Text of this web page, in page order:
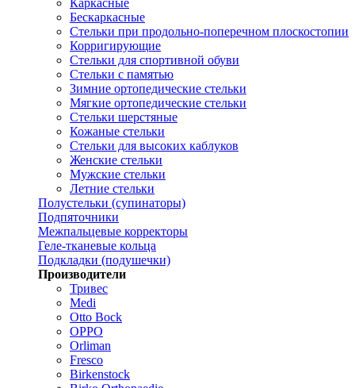
Каркасные
Бескаркасные
Стельки при продольно-поперечном плоскостопии
Корригирующие
Стельки для спортивной обуви
Стельки с памятью
Зимние ортопедические стельки
Мягкие ортопедические стельки
Стельки шерстяные
Кожаные стельки
Стельки для высоких каблуков
Женские стельки
Мужские стельки
Летние стельки
Полустельки (супинаторы)
Подпяточники
Межпальцевые корректоры
Геле-тканевые кольца
Подкладки (подушечки)
Производители
Тривес
Medi
Otto Bock
OPPO
Orliman
Fresco
Birkenstock